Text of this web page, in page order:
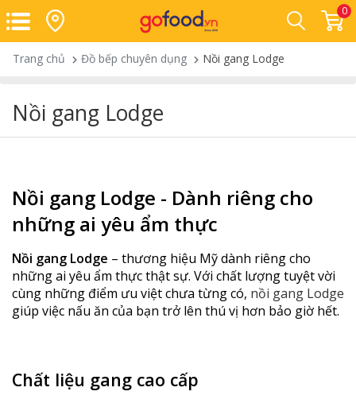
0
Trang chủ Đồ bếp chuyên dụng Nồi gang Lodge
Nồi gang Lodge
Nồi gang Lodge - Dành riêng cho
những ai yêu ẩm thực
Nồi gang Lodge – thương hiệu Mỹ dành riêng cho
những ai yêu ẩm thực thật sự. Với chất lượng tuyệt vời
cùng những điểm ưu việt chưa từng có, nồi gang Lodge
giúp việc nấu ăn của bạn trở lên thú vị hơn bảo giờ hết.
Chất liệu gang cao cấp